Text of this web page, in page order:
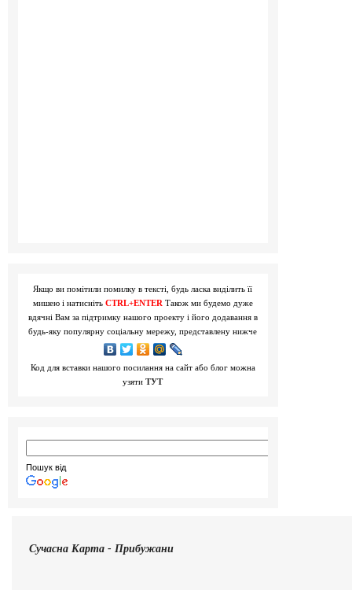
Якщо ви помітили помилку в тексті, будь ласка виділить її
мишею і натисніть CTRL+ENTER Також ми будемо дуже
вдячні Вам за підтримку нашого проекту і його додавання в
будь-яку популярну соціальну мережу, представлену нижче
Код для вставки нашого посилання на сайт або блог можна
узяти ТУТ
Пошук від
Сучасна Карта - Прибужани